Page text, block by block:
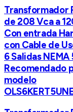
Transformador
de 208 Vca a
Con entrada
con Cable de
6 Salidas
Recomendado
modelo